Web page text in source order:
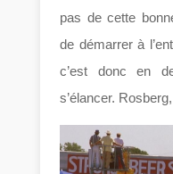
pas de cette
de démarrer à
c’est donc en
s’élancer.